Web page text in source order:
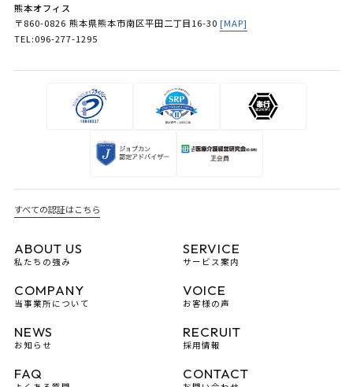
熊本オフィス
〒860-0826 熊本県熊本市南区平田二丁目16-30 [MAP]
TEL:096-277-1295
すべての認証はこちら
ABOUT US
私たちの強み
SERVICE
サービス案内
COMPANY
当事業所について
VOICE
お客様の声
NEWS
お知らせ
RECRUIT
採用情報
FAQ CONTACT